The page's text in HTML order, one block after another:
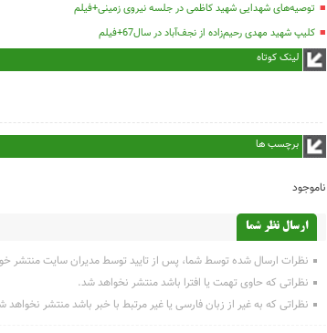
توصیه‌های شهدایی شهید کاظمی در جلسه نیروی زمینی+فیلم
کلیپ شهید مهدی رحیم‌زاده از نجف‌آباد در سال67+فیلم
لینک کوتاه
برچسب ها
ناموجود
ارسال نظر شما
نظرات ارسال شده توسط شما، پس از تایید توسط مدیران سایت منتشر
نظراتی که حاوی تهمت یا افترا باشد منتشر نخواهد شد.
نظراتی که به غیر از زبان فارسی یا غیر مرتبط با خبر باشد منتشر نخواهد